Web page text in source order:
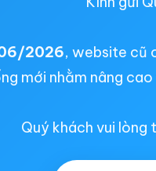
2026, website cũ
mới nhằm nâng
Quý khách vui